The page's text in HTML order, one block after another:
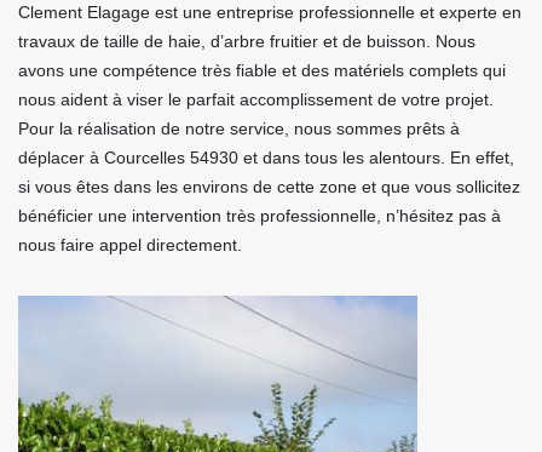
Clement Elagage est une entreprise professionnelle et experte en
travaux de taille de haie, d’arbre fruitier et de buisson. Nous
avons une compétence très fiable et des matériels complets qui
nous aident à viser le parfait accomplissement de votre projet.
Pour la réalisation de notre service, nous sommes prêts à
déplacer à Courcelles 54930 et dans tous les alentours. En effet,
si vous êtes dans les environs de cette zone et que vous sollicitez
bénéficier une intervention très professionnelle, n’hésitez pas à
nous faire appel directement.